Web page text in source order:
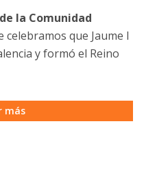
la Comunidad
celebramos que Jaume I
y formó el Reino
más